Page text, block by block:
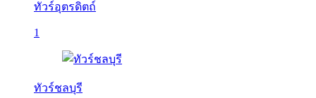
ทัวร์อุตรดิตถ์
1
ทัวร์ชลบุรี